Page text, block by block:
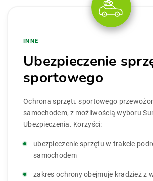
INNE
Ubezpieczenie
sportowego
Ochrona sprzętu sportowego
samochodem, z możliwością wyboru
Ubezpieczenia. Korzyści:
ubezpieczenie sprzętu w trakcie
samochodem
zakres ochrony obejmuje kradzież z